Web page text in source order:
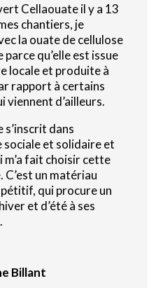
Cellaouate il y a 13
chantiers, je
la ouate de cellulose
qu’elle est issue
locale et produite à
rapport à certains
viennent d’ailleurs.
s’inscrit dans
sociale et solidaire et
m’a fait choisir cette
C’est un matériau
qui procure un
et d’été à ses
Billant